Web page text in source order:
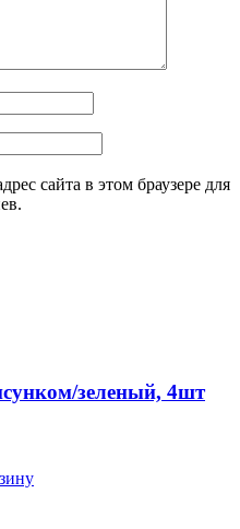
сайта в этом браузере для
зеленый, 4шт